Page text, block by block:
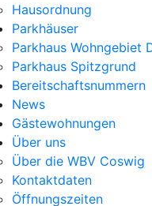
Hausordnung
Parkhäuser
Parkhaus Wohngebiet
Parkhaus Spitzgrund
Bereitschaftsnummern
News
Gästewohnungen
Über uns
Über die WBV Coswig
Kontaktdaten
Öffnungszeiten